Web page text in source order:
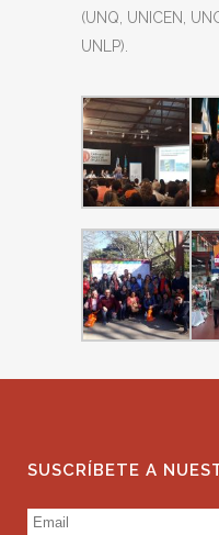
(UNQ, UNICEN,
UNLP).
SUSCRÍBETE A